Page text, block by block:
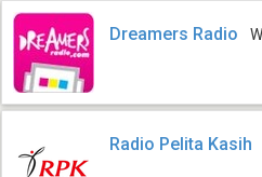
Dreamers Radio
Radio Pelita Kasih